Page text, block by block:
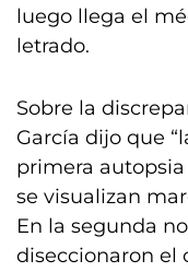
luego llega el
letrado.
Sobre la
García dijo que
primera autopsia
se visualizan
En la segunda
diseccionaron el